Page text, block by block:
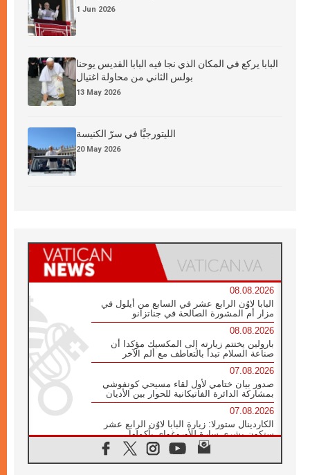
1 Jun 2026
البابا يركع في المكان الذي نجا فيه البابا القديس يوحنا
بولس الثاني من محاولة اغتيال
13 May 2026
الليتورجيَّا في سرّ الكنيسة
20 May 2026
08.08.2026
البابا لاوُن الرابع عشر في السابع من أيلول في
مزار أم المشورة الصالحة في جناتزانو
08.08.2026
بارولين يختتم زيارته إلى المكسيك مؤكدا أن
صناعة السلام تبدأ بالتعاطف مع ألم الآخر
07.08.2026
صدور بيان ختامي لأول لقاء مسيحي كونفوشي
بمشاركة الدائرة الفاتيكانية للحوار بين الأديان
07.08.2026
الكاردينال ستورلا: زيارة البابا لاوُن الرابع عشر
ستكون بشرى سارة للأوروغواي بأكملها
الفاتيكان يعلن برنامج الزيارة الرسولية للبابا لاوُن